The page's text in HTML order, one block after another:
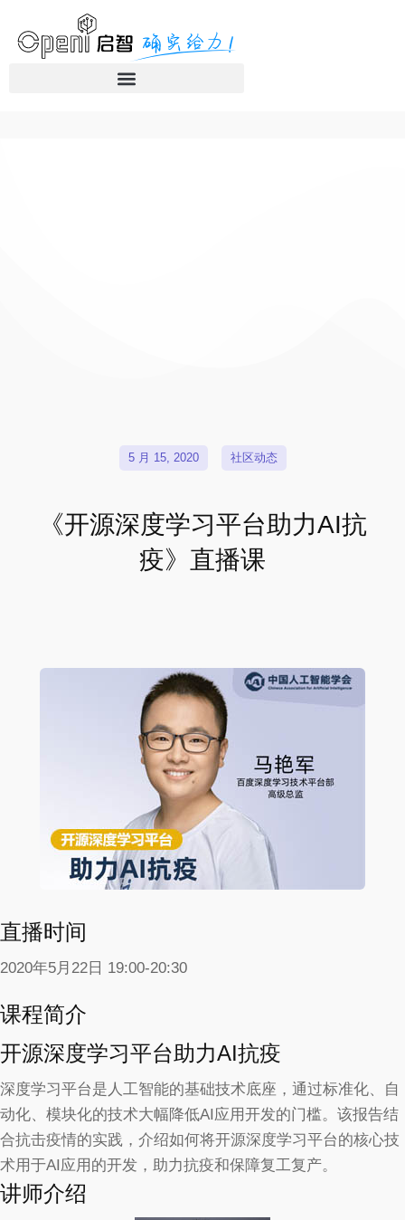
5 月 15, 2020 社区动态
《开源深度学习平台助力AI抗
疫》直播课
直播时间
2020年5月22日 19:00-20:30
课程简介
开源深度学习平台助力AI抗疫
深度学习平台是人工智能的基础技术底座，通过标准化、自
动化、模块化的技术大幅降低AI应用开发的门槛。该报告结
合抗击疫情的实践，介绍如何将开源深度学习平台的核心技
术用于AI应用的开发，助力抗疫和保障复工复产。
讲师介绍